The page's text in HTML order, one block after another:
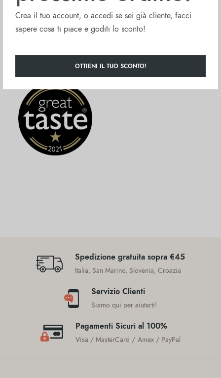
Crea il tuo account, o accedi se sei già cliente, facci
sapere cosa ti piace e goditi lo sconto!
OTTIENI IL TUO SCONTO!
nel Sud Italia.
La nostra esclusiva varietà Vernino vanta un frutto allungato a forma di
lampadina e un sapore leggermente acidulo e corposo, che dona una
Prova la gamma di pomodori Oro Campano e lasciati conquistare
dall’autentica tradizione culinaria italiana!
Spedizione gratuita sopra €45
Italia, San Marino, Slovenia, Croazia
Servizio Clienti
Siamo qui per aiutarti!
Pagamenti Sicuri al 100%
Visa / MasterCard / Amex / PayPal